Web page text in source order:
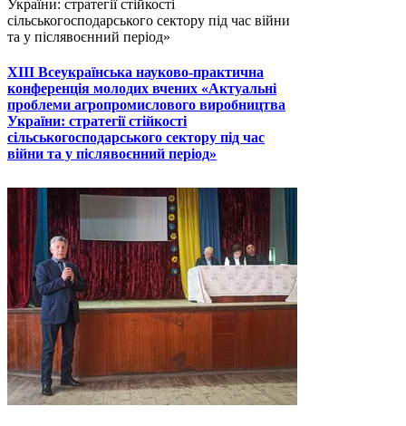
ХІІІ Всеукраїнська науково-практична
конференція молодих вчених «Актуальні
проблеми агропромислового виробництва
України: стратегії стійкості
сільськогосподарського сектору під час
війни та у післявоєнний період»